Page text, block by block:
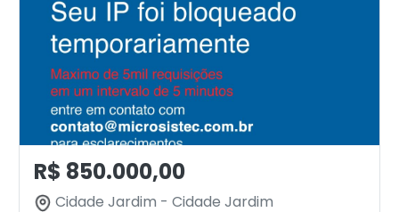
R$ 850.000,00
Cidade Jardim - Cidade Jardim